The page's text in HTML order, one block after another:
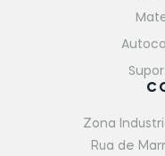
Zona
Rua de